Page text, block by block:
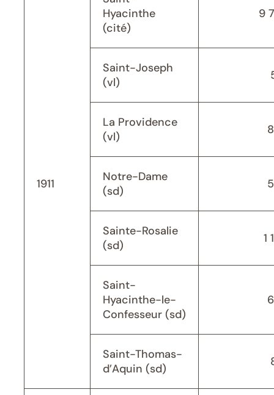
1911
Hyacinthe
(cité)
9
Saint-Joseph
(vl)
La Providence
(vl)
Notre-Dame
(sd)
Sainte-Rosalie
(sd)
1
Saint-
Hyacinthe-le-
Confesseur (sd)
Saint-Thomas-
d’Aquin (sd)